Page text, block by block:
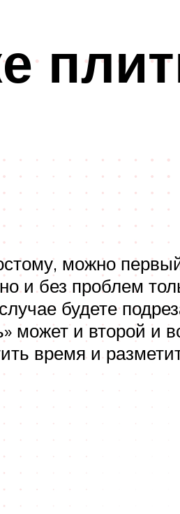
можно
и без проблем
будете
может и второй
время и